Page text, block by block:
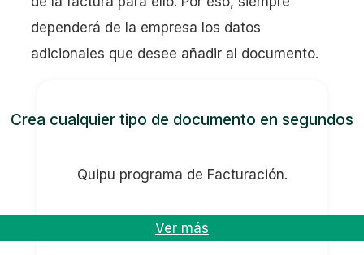
dependerá de la empresa los datos
adicionales que desee añadir al documento.
Crea cualquier tipo de documento en segundos
Quipu programa de Facturación.
Ver más